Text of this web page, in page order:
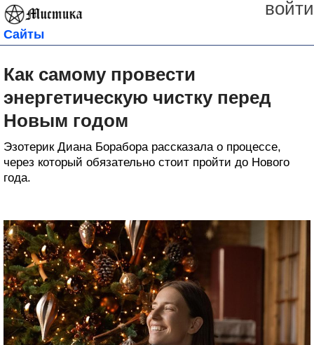
войти
Сайты
Как самому провести
энергетическую чистку перед
Новым годом
Эзотерик Диана Борабора рассказала о процессе,
через который обязательно стоит пройти до Нового
года.